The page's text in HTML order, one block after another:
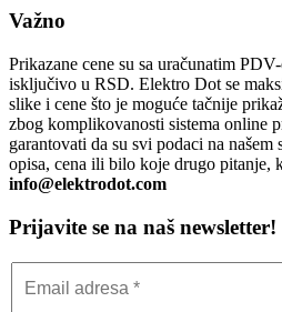
Važno
Prikazane cene su sa uračunatim
isključivo u RSD. Elektro Dot se
slike i cene što je moguće tačnije
zbog komplikovanosti sistema online
garantovati da su svi podaci na
opisa, cena ili bilo koje drugo pitanje,
info@elektrodot.com
Prijavite se na naš newsletter!